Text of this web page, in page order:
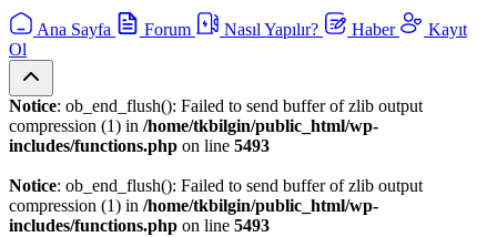
Ana Sayfa Forum Nasıl Yapılır? Haber
Kayıt
Ol
Notice: ob_end_flush(): Failed to send buffer of zlib output
compression (1) in /home/tkbilgin/public_html/wp-
includes/functions.php on line 5493
Notice: ob_end_flush(): Failed to send buffer of zlib output
compression (1) in /home/tkbilgin/public_html/wp-
includes/functions.php on line 5493